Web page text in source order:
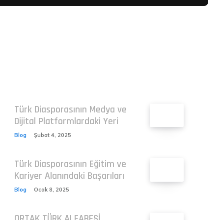
Türk Diasporasının Medya ve
Dijital Platformlardaki Yeri
Blog Şubat 4, 2025
Türk Diasporasının Eğitim ve
Kariyer Alanındaki Başarıları
Blog Ocak 8, 2025